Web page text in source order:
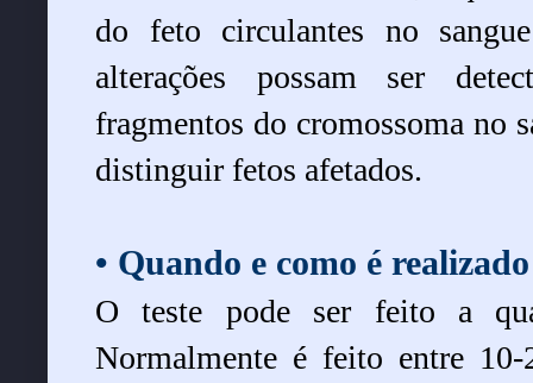
do feto circulantes no
alterações possam ser
fragmentos do cromossoma no
distinguir fetos afetados.
• Quando e como é
O teste pode ser feito a
Normalmente é feito entre